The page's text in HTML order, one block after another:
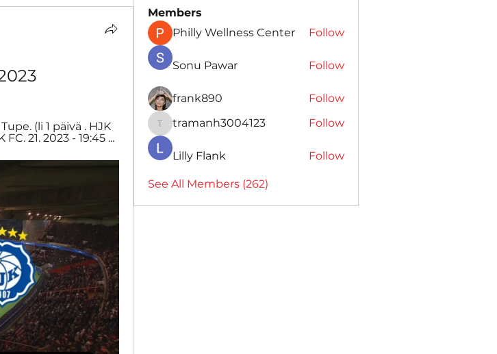
(li 1 päivä . HJK
21. 2023 - 19:45 ...
Members
Philly Wellness Center
Follow
Sonu Pawar Follow
frank890 Follow
tramanh3004123
tramanh3004123 Follow
Lilly Flank Follow
See All Members (262)